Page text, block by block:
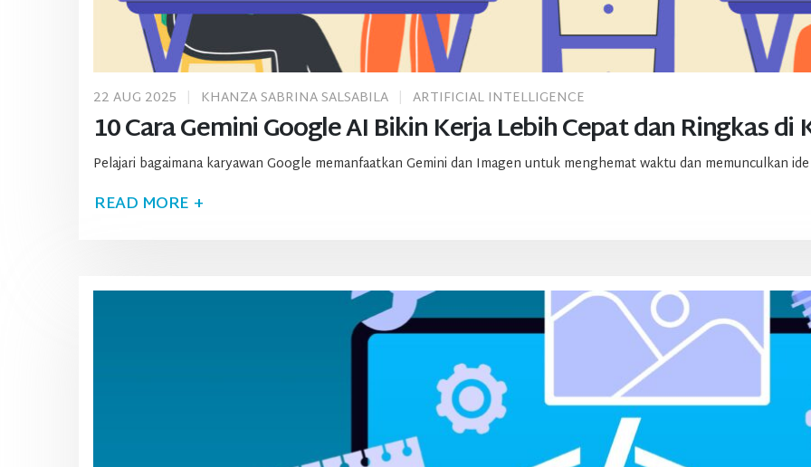
10 Cara Gemini Google AI Bikin Kerja Lebih Cepat dan Ringkas di
22 AUG 2025 KHANZA SABRINA SALSABILA ARTIFICIAL INTELLIGENCE
Pelajari bagaimana karyawan Google memanfaatkan Gemini dan Imagen untuk menghemat waktu dan memunculkan
READ MORE +